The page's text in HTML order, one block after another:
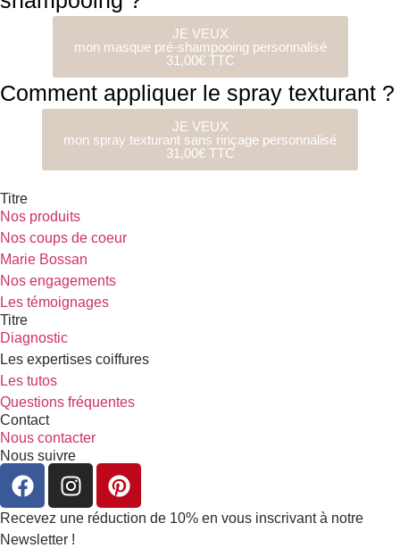
JE VEUX
mon masque pré-shampooing personnalisé
31,00€ TTC
Comment appliquer le spray texturant ?
JE VEUX
mon spray texturant sans rinçage personnalisé
31,00€ TTC
Titre
Nos produits
Nos coups de coeur
Marie Bossan
Nos engagements
Les témoignages
Titre
Diagnostic
Les expertises coiffures
Les tutos
Questions fréquentes
Contact
Nous contacter
Nous suivre
Recevez une réduction de 10% en vous inscrivant à notre
Newsletter !